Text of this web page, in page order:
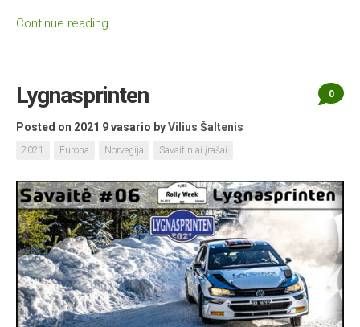
Continue reading…
Lygnasprinten
Posted on 2021 9 vasario byVilius Šaltenis
2021 Europa Norvegija Savaitiniai įrašai
0